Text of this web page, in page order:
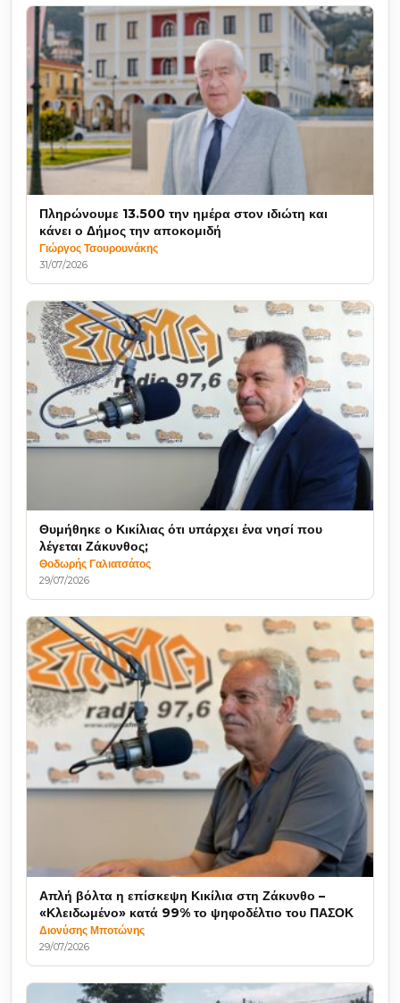
Πληρώνουμε 13.500 την ημέρα στον ιδιώτη και
κάνει ο Δήμος την αποκομιδή
Γιώργος Τσουρουνάκης
31/07/2026
Θυμήθηκε ο Κικίλιας ότι υπάρχει ένα νησί που
λέγεται Ζάκυνθος;
Θοδωρής Γαλιατσάτος
29/07/2026
Απλή βόλτα η επίσκεψη Κικίλια στη Ζάκυνθο –
«Κλειδωμένο» κατά 99% το ψηφοδέλτιο του ΠΑΣΟΚ
Διονύσης Μποτώνης
29/07/2026